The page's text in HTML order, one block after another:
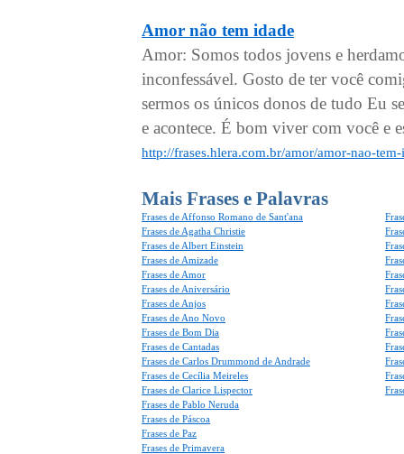
Amor não tem idade
Amor: Somos todos jovens e
inconfessável. Gosto de ter você
sermos os únicos donos de tudo Eu
e acontece. É bom viver com você e
http://frases.hlera.com.br/amor/amor-nao-
Mais Frases e Palavras
Frases de Affonso Romano de Sant'ana
Frases de Agatha Christie
Frases de Albert Einstein
Frases de Amizade
Frases de Amor
Frases de Aniversário
Frases de Anjos
Frases de Ano Novo
Frases de Bom Dia
Frases de Cantadas
Frases de Carlos Drummond de Andrade
Frases de Cecília Meireles
Frases de Clarice Lispector
Frases de Pablo Neruda
Frases de Páscoa
Frases de Paz
Frases de Primavera